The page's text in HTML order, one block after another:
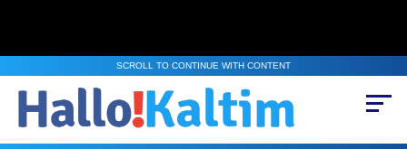
SCROLL TO CONTINUE WITH CONTENT